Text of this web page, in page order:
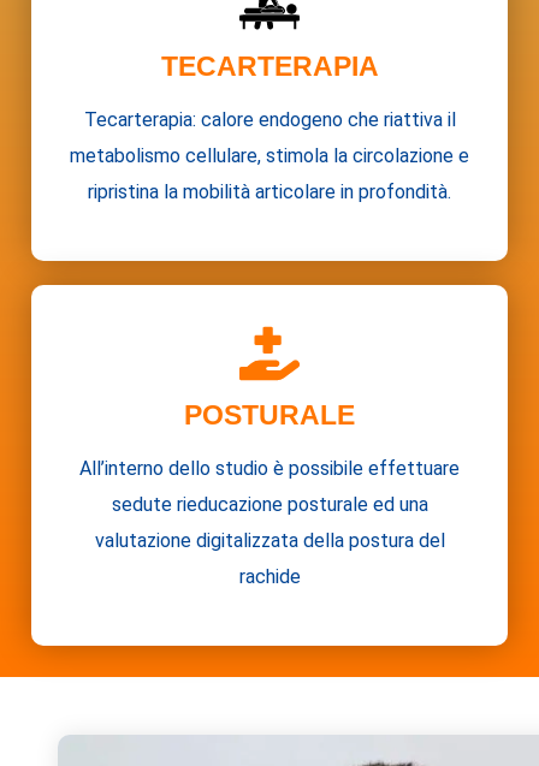
TECARTERAPIA
Tecarterapia: calore endogeno che riattiva il
metabolismo cellulare, stimola la circolazione e
ripristina la mobilità articolare in profondità.
POSTURALE
All’interno dello studio è possibile effettuare
sedute rieducazione posturale ed una
valutazione digitalizzata della postura del
rachide